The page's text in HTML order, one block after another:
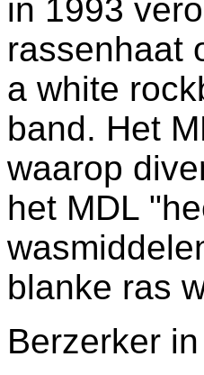
in 1993
rassenhaat
a white
band. Het
waarop
het MDL
blanke ras
Berzerker